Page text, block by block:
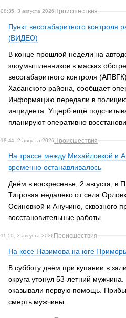
08:35, 3 августа 2026 Происшествия
Пункт весогабаритного контроля
(ВИДЕО)
В конце прошлой недели на
злоумышленников в масках
весогабаритного контроля
Хасанского района, сообщает
Информацию передали в полицию,
инцидента. Ущерб ещё
планируют оперативно
18:44, 2 августа 2026 Происшествия
На трассе между Михайловкой и
временно останавливалось
Днём в воскресенье, 2 августа, в
Тигровая недалеко от села
Осиновкой и Анучино, сквозного
восстановительные работы.
11:50, 2 августа 2026 Происшествия
На косе Назимова на юге
В субботу днём при купании в
округа утонул 53-летний
оказывали первую помощь.
смерть мужчины.